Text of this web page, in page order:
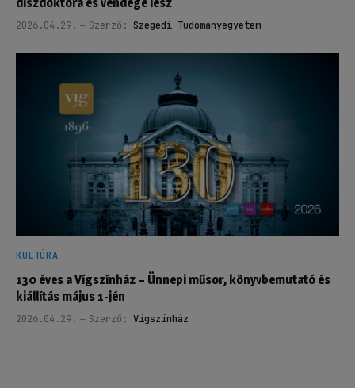
díszdoktora és vendége lesz
2026.04.29. Szerző: Szegedi Tudományegyetem
KULTÚRA
130 éves a Vígszínház – Ünnepi műsor, könyvbemutató és
kiállítás május 1-jén
2026.04.29. Szerző: Vígszínház